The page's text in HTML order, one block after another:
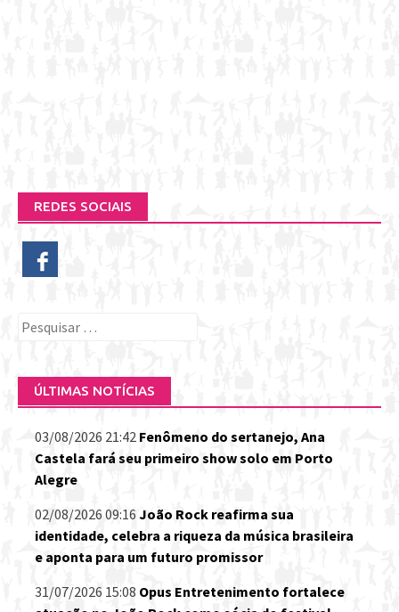
REDES SOCIAIS
Pesquisar
ÚLTIMAS NOTÍCIAS
03/08/2026 21:42 Fenômeno do sertanejo, Ana
Castela fará seu primeiro show solo em Porto
Alegre
02/08/2026 09:16 João Rock reafirma sua
identidade, celebra a riqueza da música brasileira
e aponta para um futuro promissor
31/07/2026 15:08 Opus Entretenimento fortalece